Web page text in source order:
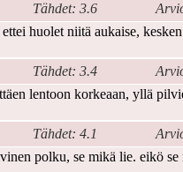
Tähdet: 3.6
huolet niitä aukaise,
Tähdet: 3.4
lentoon korkeaan, yllä
Tähdet: 4.1
polku, se mikä lie. eikö se